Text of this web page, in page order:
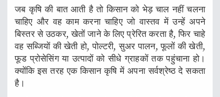
जब कृषि की बात आती है तो किसान को भेड़ चाल नहीं चलना
चाहिए और वह काम करना चाहिए जो वास्तव में उन्हें अपने
बिस्तर से उठकर, खेतों जाने के लिए प्रेरित करता है, फिर चाहे
वह सब्जियों की खेती हो, पोल्टरी, सुअर पालन, फूलों की खेती,
फूड प्रोसेसिंग या उत्पादों को सीधे ग्राहकों तक पहुंचाना हो।
क्योंकि इस तरह एक किसान कृषि में अपना सर्वश्रेष्ठ दे सकता
है।